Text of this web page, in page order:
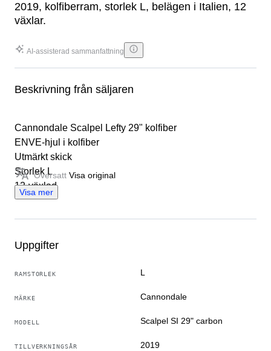
2019, kolfiberram, storlek L, belägen i Italien, 12
växlar.
AI-assisterad sammanfattning
Beskrivning från säljaren
Cannondale Scalpel Lefty 29" kolfiber
ENVE-hjul i kolfiber
Utmärkt skick
Storlek L
12-växlad
Den onlinebutik för begagnade cyklar. Vi är
cykelentusiaster och vill främja användning och
från vintage till moderna, klassiska cyklar och även
Översatt Visa original
Visa mer
Uppgifter
RAMSTORLEK L
MÄRKE Cannondale
MODELL Scalpel SI 29" carbon
TILLVERKNINGSÅR 2019